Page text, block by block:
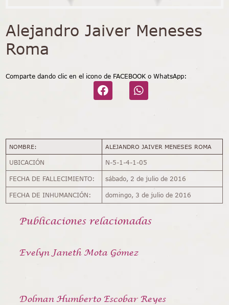
Alejandro Jaiver Meneses
Roma
Comparte dando clic en el icono de FACEBOOK o WhatsApp:
NOMBRE: ALEJANDRO JAIVER MENESES ROMA
UBICACIÓN N-5-1-4-1-05
FECHA DE FALLECIMIENTO: sábado, 2 de julio de 2016
FECHA DE INHUMANCIÓN: domingo, 3 de julio de 2016
Publicaciones relacionadas
Evelyn Janeth Mota Gómez
Dolman Humberto Escobar Reyes